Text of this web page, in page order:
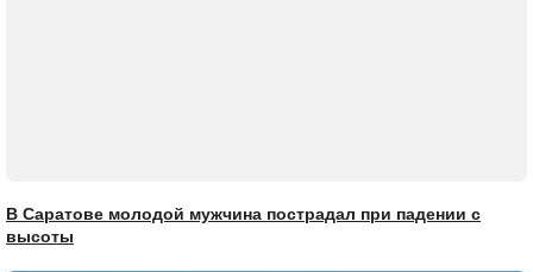
В Саратове молодой мужчина пострадал при падении с
высоты